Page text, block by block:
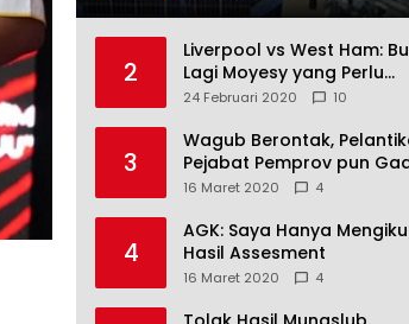
2
Liverpool vs West Ham:
Lagi Moyesy yang Perlu
Ditakuti
24 Februari 2020 10
3
Wagub Berontak,
Pejabat Pemprov pun
16 Maret 2020 4
4
AGK: Saya Hanya
Hasil Assesment
16 Maret 2020 4